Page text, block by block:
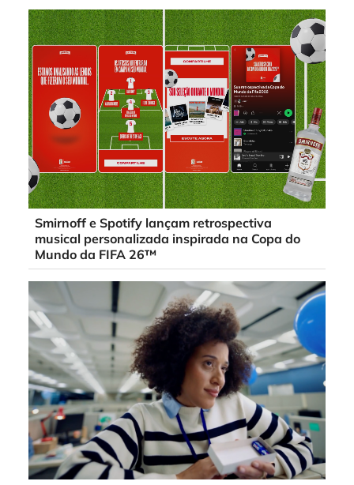
Smirnoff e Spotify lançam retrospectiva
musical personalizada inspirada na Copa do
Mundo da FIFA 26™